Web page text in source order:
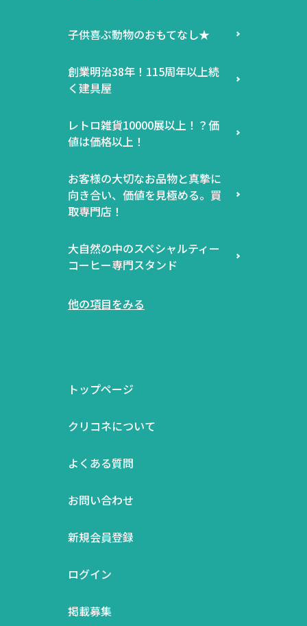
子供喜ぶ動物のおもてなし★
創業明治38年！115周年以上続
く建具屋
レトロ雑貨10000展以上！？価
値は価格以上！
お客様の大切なお品物と真摯に
向き合い、価値を見極める。買
取専門店！
大自然の中のスペシャルティー
コーヒー専門スタンド
他の項目をみる
トップページ
クリコネについて
よくある質問
お問い合わせ
新規会員登録
ログイン
掲載募集